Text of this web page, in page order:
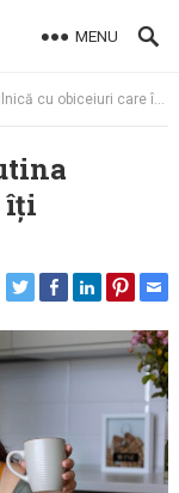
MENU
care îți îmbunătățesc viața
îți